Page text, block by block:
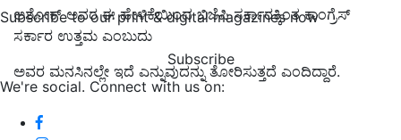
Subscribe to our print & digital magazines now
Subscribe
We're social. Connect with us on:
ಅಶೋಕ್ ಅವರ ಈ ಹೇಳಿಕೆಯಿಂದ ಬಿಜೆಪಿ ಸರ್ಕಾರಕ್ಕಿಂತ ಕಾಂಗ್ರೆಸ್
ಸರ್ಕಾರ ಉತ್ತಮ ಎಂಬುದು
ಅವರ ಮನಸಿನಲ್ಲೇ ಇದೆ ಎನ್ನುವುದನ್ನು ತೋರಿಸುತ್ತದೆ ಎಂದಿದ್ದಾರೆ.